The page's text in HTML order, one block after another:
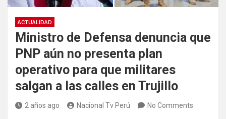
ACTUALIDAD
Ministro de Defensa denuncia que
PNP aún no presenta plan
operativo para que militares
salgan a las calles en Trujillo
2 años ago Nacional Tv Perú No Comments